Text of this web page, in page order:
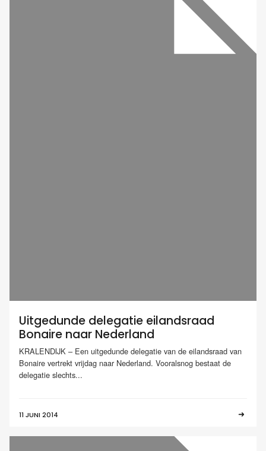
Uitgedunde delegatie eilandsraad
Bonaire naar Nederland
KRALENDIJK – Een uitgedunde delegatie van de eilandsraad van
Bonaire vertrekt vrijdag naar Nederland. Vooralsnog bestaat de
delegatie slechts...
11 JUNI 2014